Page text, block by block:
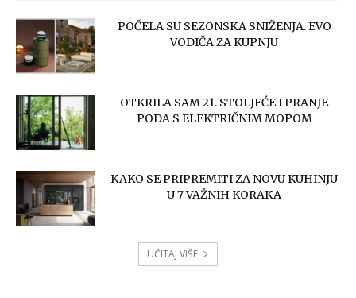
POČELA SU SEZONSKA SNIŽENJA. EVO
VODIČA ZA KUPNJU
OTKRILA SAM 21. STOLJEĆE I PRANJE
PODA S ELEKTRIČNIM MOPOM
KAKO SE PRIPREMITI ZA NOVU KUHINJU
U 7 VAŽNIH KORAKA
UČITAJ VIŠE